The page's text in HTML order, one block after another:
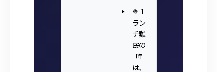
🥦 1.
ラン
チ難
民の
時
は、